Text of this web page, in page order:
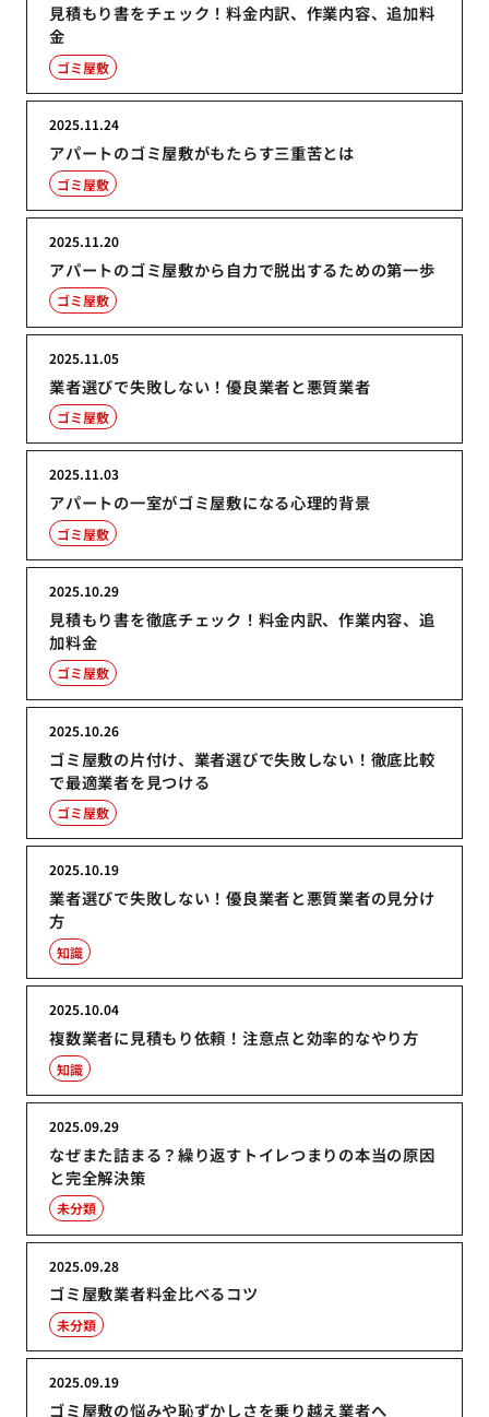
見積もり書をチェック！料金内訳、作業内容、追加料
金
ゴミ屋敷
アパートのゴミ屋敷がもたらす三重苦とは
2025.11.24
ゴミ屋敷
アパートのゴミ屋敷から自力で脱出するための第一歩
2025.11.20
ゴミ屋敷
業者選びで失敗しない！優良業者と悪質業者
2025.11.05
ゴミ屋敷
アパートの一室がゴミ屋敷になる心理的背景
2025.11.03
ゴミ屋敷
見積もり書を徹底チェック！料金内訳、作業内容、追
加料金
2025.10.29
ゴミ屋敷
ゴミ屋敷の片付け、業者選びで失敗しない！徹底比較
で最適業者を見つける
2025.10.26
ゴミ屋敷
業者選びで失敗しない！優良業者と悪質業者の見分け
方
2025.10.19
知識
複数業者に見積もり依頼！注意点と効率的なやり方
2025.10.04
知識
なぜまた詰まる？繰り返すトイレつまりの本当の原因
と完全解決策
2025.09.29
未分類
ゴミ屋敷業者料金比べるコツ
2025.09.28
未分類
ゴミ屋敷の悩みや恥ずかしさを乗り越え業者へ
2025.09.19